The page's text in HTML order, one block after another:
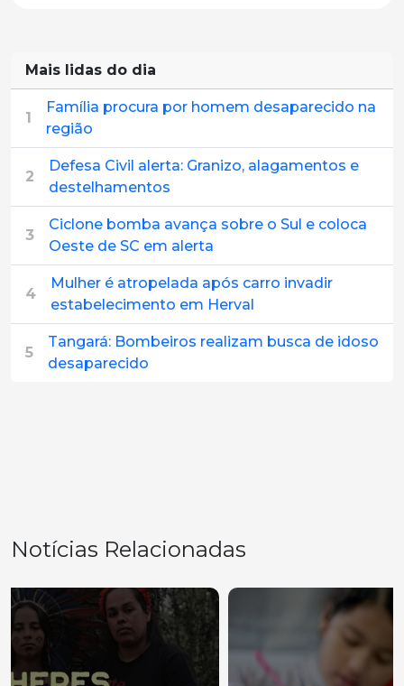
Mais lidas do dia
1
Família procura por homem desaparecido na
região
2
Defesa Civil alerta: Granizo, alagamentos e
destelhamentos
3
Ciclone bomba avança sobre o Sul e coloca
Oeste de SC em alerta
4
Mulher é atropelada após carro invadir
estabelecimento em Herval
5
Tangará: Bombeiros realizam busca de idoso
desaparecido
Notícias Relacionadas